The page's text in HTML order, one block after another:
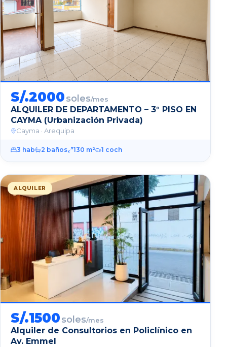
S/.2000soles/mes
ALQUILER DE DEPARTAMENTO – 3° PISO EN
CAYMA (Urbanización Privada)
Cayma · Arequipa
3 hab 2 baños 130 m² 1 coch
ALQUILER
S/.1500soles/mes
Alquiler de Consultorios en Policlínico en
Av. Emmel